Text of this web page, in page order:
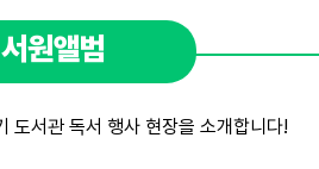
서원앨범